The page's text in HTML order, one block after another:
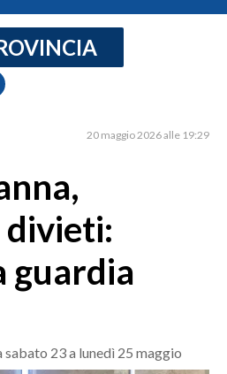
20 maggio 2026 alle 19:29
guardia
sabato 23 a lunedì 25 maggio